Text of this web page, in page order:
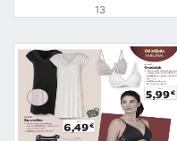
13